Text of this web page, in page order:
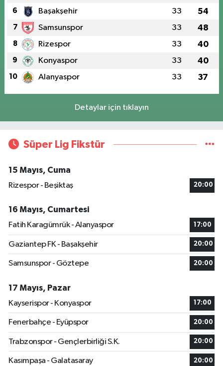
6 Başakşehir 33 54
7 Samsunspor 33 48
8 Rizespor 33 40
9 Konyaspor 33 40
10 Alanyaspor 33 37
Detaylar için tıklayın
Süper Lig Fikstür
15 Mayıs, Cuma
Rizespor - Beşiktaş
20:00
16 Mayıs, Cumartesi
Fatih Karagümrük - Alanyaspor
17:00
Gaziantep FK - Başakşehir 20:00
Samsunspor - Göztepe 20:00
17 Mayıs, Pazar
Kayserispor - Konyaspor
17:00
Fenerbahçe - Eyüpspor 20:00
Trabzonspor - Gençlerbirliği S.K. 20:00
Kasımpaşa - Galatasaray 20:00